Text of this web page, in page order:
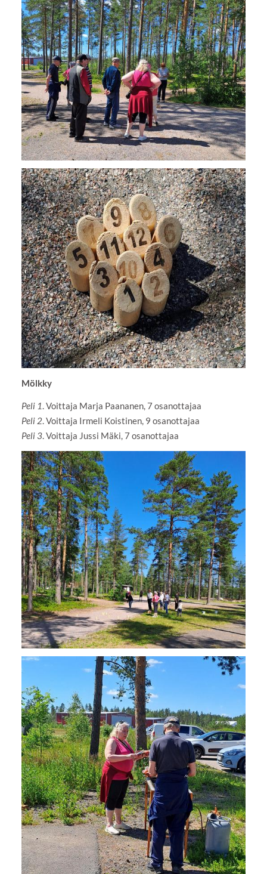
Mölkky
Peli 1. Voittaja Marja Paananen, 7 osanottajaa
Peli 2. Voittaja Irmeli Koistinen, 9 osanottajaa
Peli 3. Voittaja Jussi Mäki, 7 osanottajaa